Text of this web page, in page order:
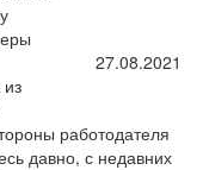
27.08.2021
работодателя
давно, с недавних